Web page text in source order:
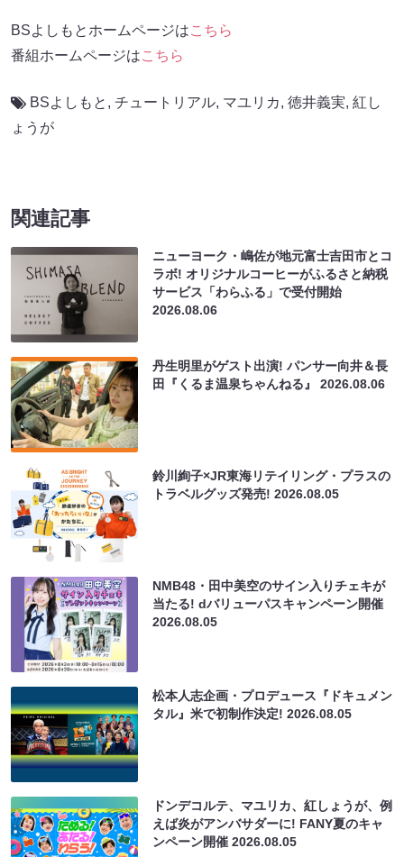
BSよしもとホームページはこちら
番組ホームページはこちら
BSよしもと , チュートリアル, マユリカ, 徳井義実, 紅し
ょうが
関連記事
ニューヨーク・嶋佐が地元富士吉田市とコ
ラボ! オリジナルコーヒーがふるさと納税
サービス「わらふる」で受付開始
2026.08.06
丹生明里がゲスト出演! パンサー向井＆長
田『くるま温泉ちゃんねる』2026.08.06
鈴川絢子×JR東海リテイリング・プラスの
トラベルグッズ発売!2026.08.05
NMB48・田中美空のサイン入りチェキが
当たる! dバリューパスキャンペーン開催
2026.08.05
松本人志企画・プロデュース『ドキュメン
タル』米で初制作決定!2026.08.05
ドンデコルテ、マユリカ、紅しょうが、例
えば炎がアンバサダーに! FANY夏のキャ
ンペーン開催2026.08.05